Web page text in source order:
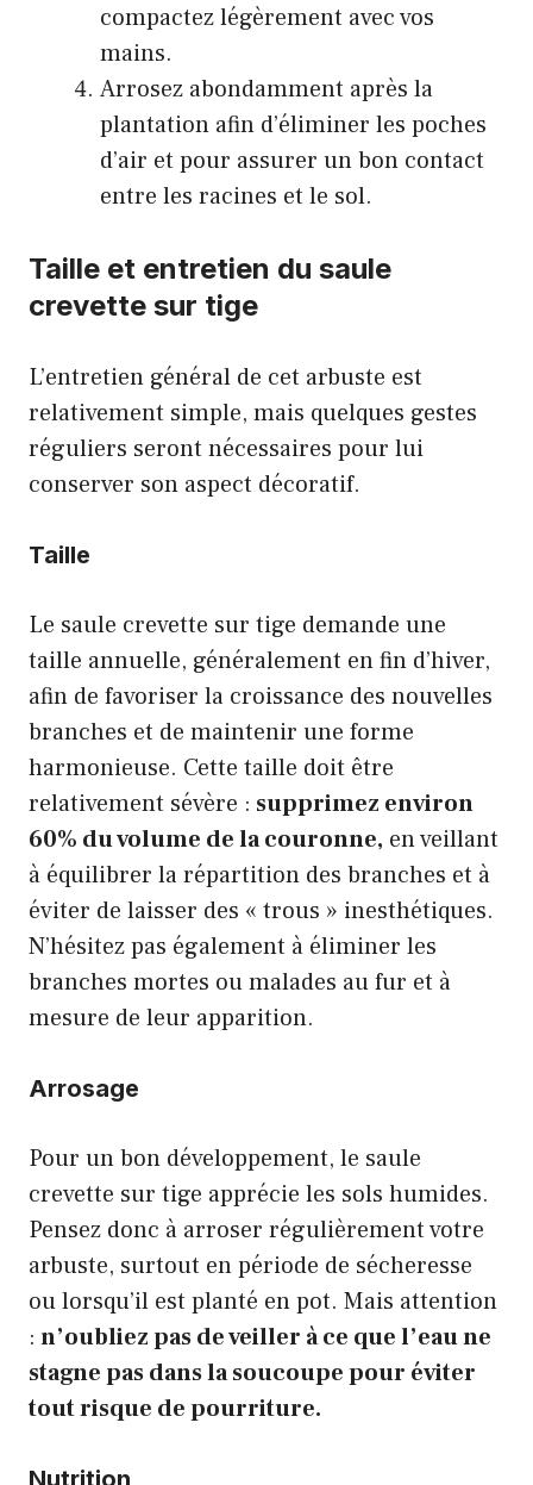
compactez légèrement avec vos
mains.
Arrosez abondamment après la
plantation afin d’éliminer les poches
d’air et pour assurer un bon contact
entre les racines et le sol.
Taille et entretien du saule
crevette sur tige
L’entretien général de cet arbuste est
relativement simple, mais quelques gestes
réguliers seront nécessaires pour lui
conserver son aspect décoratif.
Taille
Le saule crevette sur tige demande une
taille annuelle, généralement en fin d’hiver,
afin de favoriser la croissance des nouvelles
branches et de maintenir une forme
harmonieuse. Cette taille doit être
relativement sévère : supprimez environ
60% du volume de la couronne, en veillant
à équilibrer la répartition des branches et à
éviter de laisser des « trous » inesthétiques.
N’hésitez pas également à éliminer les
branches mortes ou malades au fur et à
mesure de leur apparition.
Arrosage
Pour un bon développement, le saule
crevette sur tige apprécie les sols humides.
Pensez donc à arroser régulièrement votre
arbuste, surtout en période de sécheresse
ou lorsqu’il est planté en pot. Mais attention
: n’oubliez pas de veiller à ce que l’eau ne
stagne pas dans la soucoupe pour éviter
tout risque de pourriture.
Nutrition